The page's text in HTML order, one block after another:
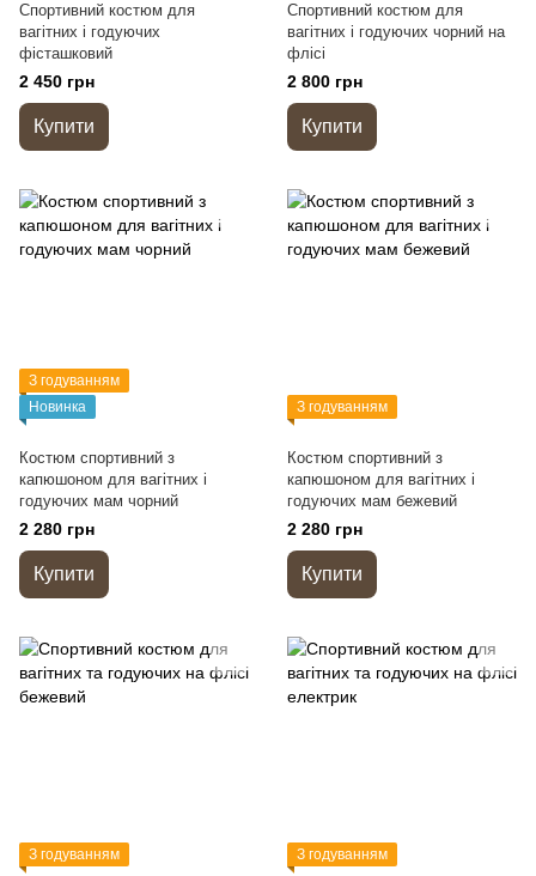
Спортивний костюм для
вагітних і годуючих
фісташковий
2 450 грн
Купити
Спортивний костюм для
вагітних і годуючих чорний на
флісі
2 800 грн
Купити
З годуванням
Новинка
Костюм спортивний з
капюшоном для вагітних і
годуючих мам чорний
2 280 грн
Купити
З годуванням
Костюм спортивний з
капюшоном для вагітних і
годуючих мам бежевий
2 280 грн
Купити
З годуванням З годуванням